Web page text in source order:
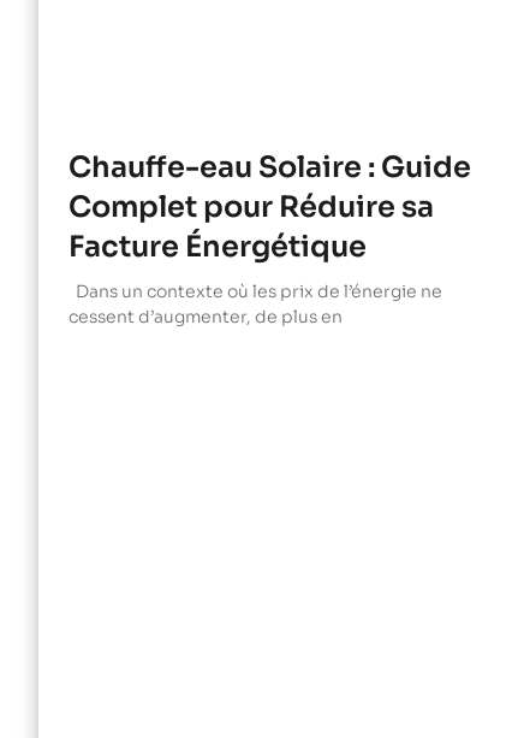
Chauffe-eau Solaire : Guide
Complet pour Réduire sa
Facture Énergétique
Dans un contexte où les prix de l’énergie ne
cessent d’augmenter, de plus en